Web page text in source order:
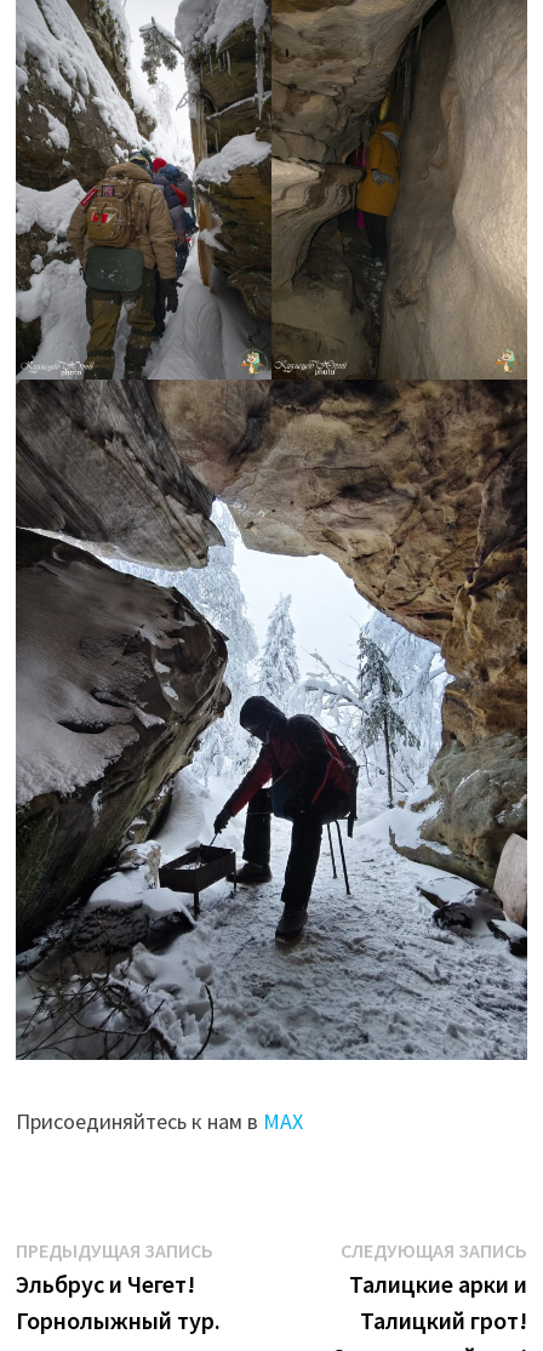
Присоединяйтесь к нам в МАХ
Навигация
по
ПРЕДЫДУЩАЯ ЗАПИСЬПредыдущая
Эльбрус и Чегет!
Горнолыжный тур.
СЛЕДУЮЩАЯ ЗАПИСЬ
Талицкие арки и
Талицкий грот!